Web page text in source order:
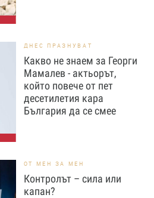
ДНЕС ПРАЗНУВАТ
Какво не знаем за Георги
Мамалев - актьорът,
който повече от пет
десетилетия кара
България да се смее
ОТ МЕН ЗА МЕН
Контролът – сила или
капан?